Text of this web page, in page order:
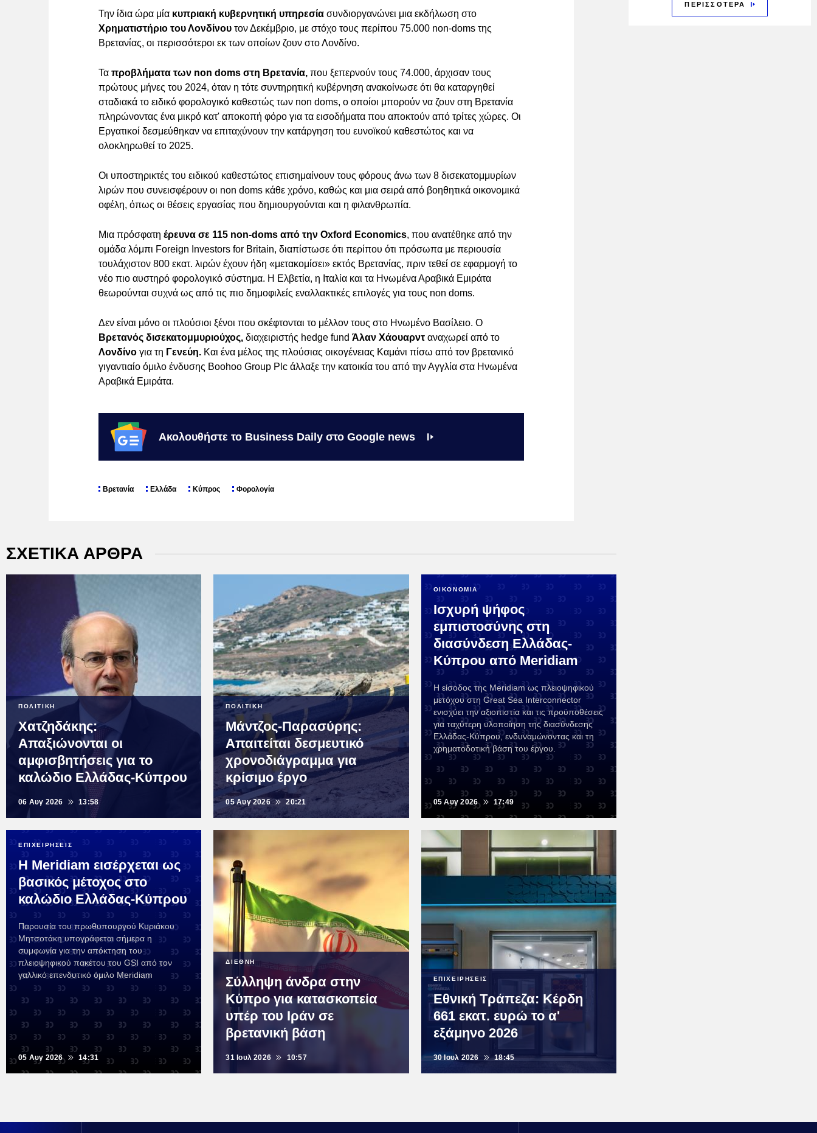
Την ίδια ώρα μία κυπριακή κυβερνητική υπηρεσία συνδιοργανώνει μια εκδήλωση στο
Χρηματιστήριο του Λονδίνου τον Δεκέμβριο, με στόχο τους περίπου 75.000 non-doms της
Βρετανίας, οι περισσότεροι εκ των οποίων ζουν στο Λονδίνο.
Τα προβλήματα των non doms στη Βρετανία, που ξεπερνούν τους 74.000, άρχισαν τους
πρώτους μήνες του 2024, όταν η τότε συντηρητική κυβέρνηση ανακοίνωσε ότι θα καταργηθεί
σταδιακά το ειδικό φορολογικό καθεστώς των non doms, ο οποίοι μπορούν να ζουν στη Βρετανία
πληρώνοντας ένα μικρό κατ' αποκοπή φόρο για τα εισοδήματα που αποκτούν από τρίτες χώρες. Οι
Εργατικοί δεσμεύθηκαν να επιταχύνουν την κατάργηση του ευνοϊκού καθεστώτος και να
ολοκληρωθεί το 2025.
Οι υποστηρικτές του ειδικού καθεστώτος επισημαίνουν τους φόρους άνω των 8 δισεκατομμυρίων
λιρών που συνεισφέρουν οι non doms κάθε χρόνο, καθώς και μια σειρά από βοηθητικά οικονομικά
οφέλη, όπως οι θέσεις εργασίας που δημιουργούνται και η φιλανθρωπία.
Μια πρόσφατη έρευνα σε 115 non-doms από την Oxford Economics, που ανατέθηκε από την
ομάδα λόμπι Foreign Investors for Britain, διαπίστωσε ότι περίπου ότι πρόσωπα με περιουσία
τουλάχιστον 800 εκατ. λιρών έχουν ήδη «μετακομίσει» εκτός Βρετανίας, πριν τεθεί σε εφαρμογή το
νέο πιο αυστηρό φορολογικό σύστημα. Η Ελβετία, η Ιταλία και τα Ηνωμένα Αραβικά Εμιράτα
θεωρούνται συχνά ως από τις πιο δημοφιλείς εναλλακτικές επιλογές για τους non doms.
Δεν είναι μόνο οι πλούσιοι ξένοι που σκέφτονται το μέλλον τους στο Ηνωμένο Βασίλειο. Ο
Βρετανός δισεκατομμυριούχος, διαχειριστής hedge fund Άλαν Χάουαρντ αναχωρεί από το
Λονδίνο για τη Γενεύη. Και ένα μέλος της πλούσιας οικογένειας Καμάνι πίσω από τον βρετανικό
γιγαντιαίο όμιλο ένδυσης Boohoo Group Plc άλλαξε την κατοικία του από την Αγγλία στα Ηνωμένα
Αραβικά Εμιράτα.
Ακολουθήστε το Business Daily στο Google news
Βρετανία Ελλάδα Κύπρος Φορολογία
ΣΧΕΤΙΚΑ ΑΡΘΡΑ
ΠΟΛΙΤΙΚΗ
Χατζηδάκης:
Απαξιώνονται οι
αμφισβητήσεις για το
καλώδιο Ελλάδας-Κύπρου
06 Αυγ 2026 13:58
ΠΟΛΙΤΙΚΗ
Μάντζος-Παρασύρης:
Απαιτείται δεσμευτικό
χρονοδιάγραμμα για
κρίσιμο έργο
05 Αυγ 2026 20:21
ΟΙΚΟΝΟΜΙΑ
Ισχυρή ψήφος
εμπιστοσύνης στη
διασύνδεση Ελλάδας-
Κύπρου από Meridiam
Η είσοδος της Meridiam ως πλειοψηφικού
μετόχου στη Great Sea Interconnector
ενισχύει την αξιοπιστία και τις προϋποθέσεις
για ταχύτερη υλοποίηση της διασύνδεσης
Ελλάδας-Κύπρου, ενδυναμώνοντας και τη
χρηματοδοτική βάση του έργου.
05 Αυγ 2026 17:49
ΕΠΙΧΕΙΡΗΣΕΙΣ
Η Meridiam εισέρχεται ως
βασικός μέτοχος στο
καλώδιο Ελλάδας-Κύπρου
Παρουσία του πρωθυπουργού Κυριάκου
Μητσοτάκη υπογράφεται σήμερα η
συμφωνία για την απόκτηση του
πλειοψηφικού πακέτου του GSI από τον
γαλλικό επενδυτικό όμιλο Meridiam
05 Αυγ 2026 14:31
ΔΙΕΘΝΗ
Σύλληψη άνδρα στην
Κύπρο για κατασκοπεία
υπέρ του Ιράν σε
βρετανική βάση
31 Ιουλ 2026 10:57
ΕΠΙΧΕΙΡΗΣΕΙΣ
Εθνική Τράπεζα: Κέρδη
661 εκατ. ευρώ το α'
εξάμηνο 2026
30 Ιουλ 2026 18:45
ΠΕΡΙΣΣΟΤΕΡΑ